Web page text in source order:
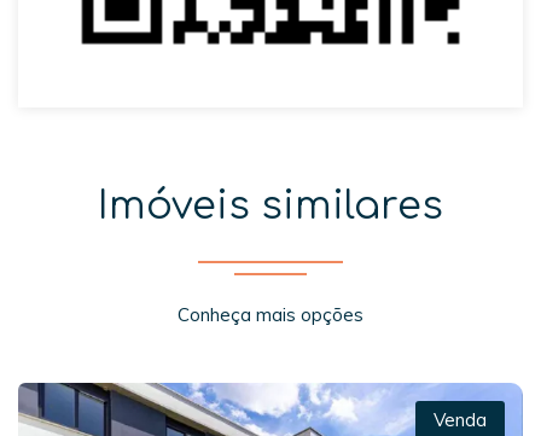
Imóveis similares
Conheça mais opções
Venda